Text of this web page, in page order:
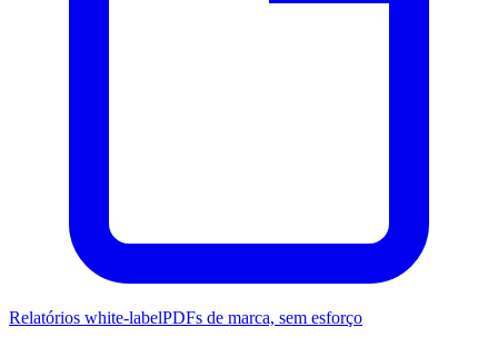
Relatórios white-labelPDFs de marca, sem esforço